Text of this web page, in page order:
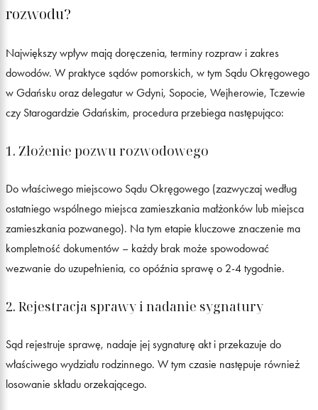
rozwodu?
Największy wpływ mają doręczenia, terminy rozpraw i zakres
dowodów. W praktyce sądów pomorskich, w tym Sądu Okręgowego
w Gdańsku oraz delegatur w Gdyni, Sopocie, Wejherowie, Tczewie
czy Starogardzie Gdańskim, procedura przebiega następująco:
1. Złożenie pozwu rozwodowego
Do właściwego miejscowo Sądu Okręgowego (zazwyczaj według
ostatniego wspólnego miejsca zamieszkania małżonków lub miejsca
zamieszkania pozwanego). Na tym etapie kluczowe znaczenie ma
kompletność dokumentów – każdy brak może spowodować
wezwanie do uzupełnienia, co opóźnia sprawę o 2-4 tygodnie.
2. Rejestracja sprawy i nadanie sygnatury
Sąd rejestruje sprawę, nadaje jej sygnaturę akt i przekazuje do
właściwego wydziału rodzinnego. W tym czasie następuje również
losowanie składu orzekającego.